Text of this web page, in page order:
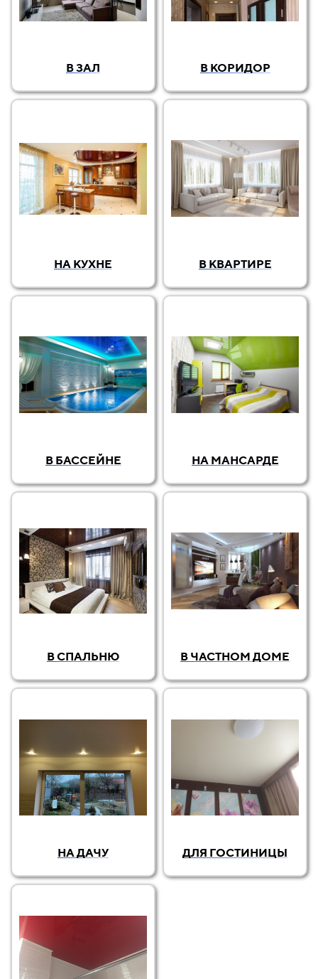
В ЗАЛ В КОРИДОР
НА КУХНЕ В КВАРТИРЕ
В БАССЕЙНЕ НА МАНСАРДЕ
В СПАЛЬНЮ В ЧАСТНОМ ДОМЕ
НА ДАЧУ ДЛЯ ГОСТИНИЦЫ